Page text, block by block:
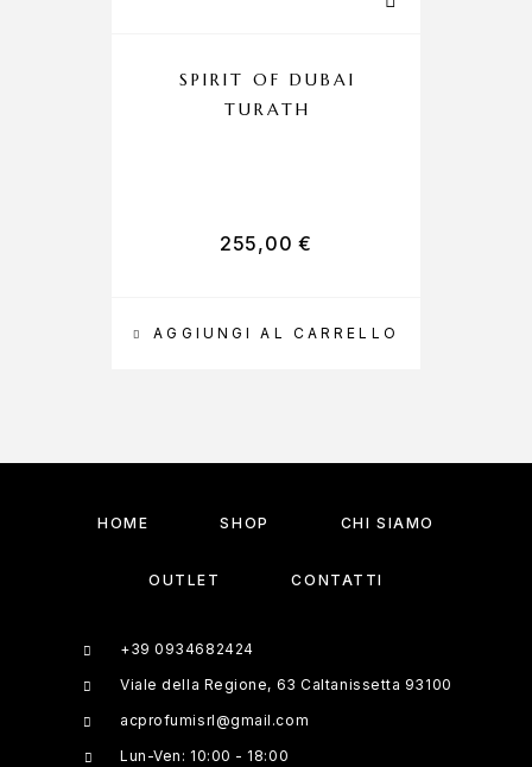
AGGIUNGI AL CARRELLO
SPIRIT OF DUBAI
TURATH
255,00€
HOME SHOP CHI SIAMO
OUTLET CONTATTI
+39 0934682424
Viale della Regione, 63 Caltanissetta 93100
acprofumisrl@gmail.com
Lun-Ven: 10:00 - 18:00